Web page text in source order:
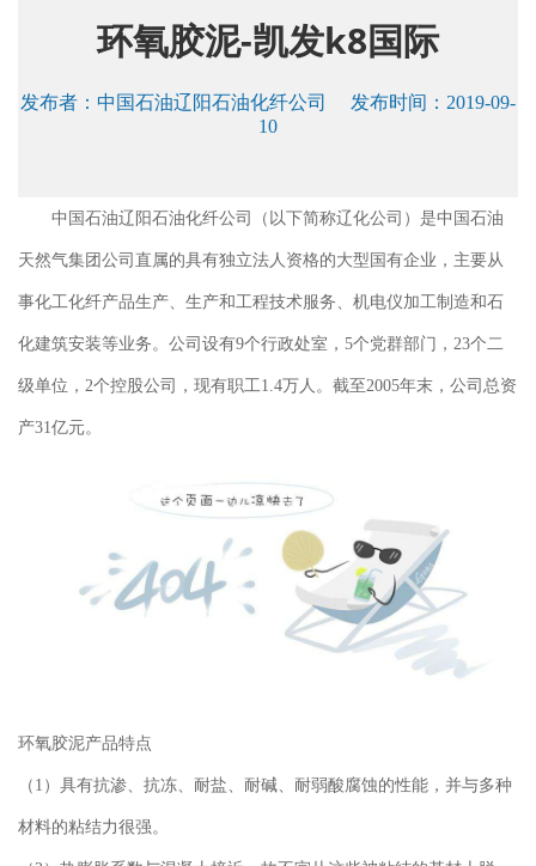
环氧胶泥-凯发k8国际
发布者： 中国石油辽阳石油化纤公司
发布时间：2019-09-
10
中国石油辽阳石油化纤公司（以下简称辽化公司）是中国石油
天然气集团公司直属的具有独立法人资格的大型国有企业，主要从
事化工化纤产品生产、生产和工程技术服务、机电仪加工制造和石
化建筑安装等业务。公司设有9个行政处室，5个党群部门，23个二
级单位，2个控股公司，现有职工1.4万人。截至2005年末，公司总资
产31亿元。
环氧胶泥产品特点
（1）具有抗渗、抗冻、耐盐、耐碱、耐弱酸腐蚀的性能，并与多种
材料的粘结力很强。